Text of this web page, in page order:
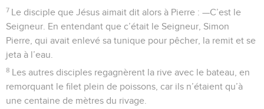
7 Le disciple que Jésus aimait dit alors à Pierre : —C’est le
Seigneur. En entendant que c’était le Seigneur, Simon
Pierre, qui avait enlevé sa tunique pour pêcher, la remit et se
jeta à l’eau.
8 Les autres disciples regagnèrent la rive avec le bateau, en
remorquant le filet plein de poissons, car ils n’étaient qu’à
une centaine de mètres du rivage.